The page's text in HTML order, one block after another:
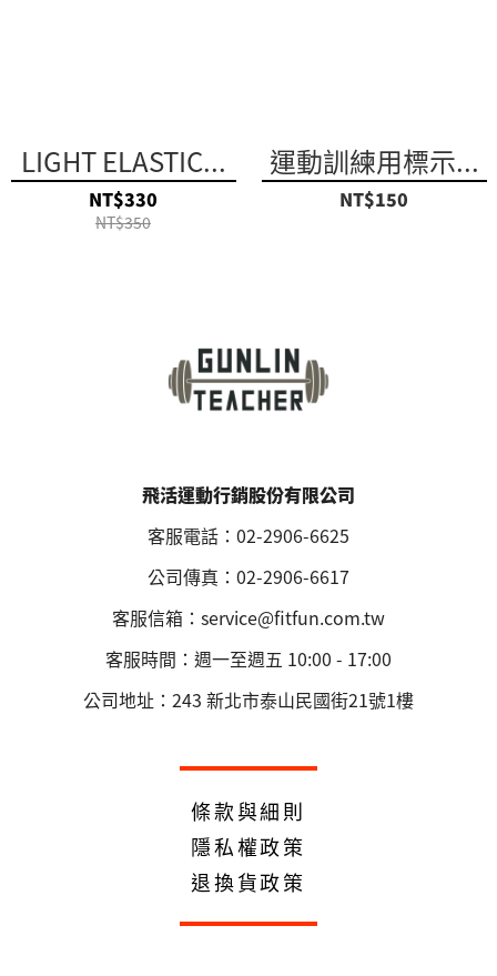
LIGHT ELASTIC...
NT$330
NT$350
運動訓練用標示...
NT$150
飛活運動行銷股份有限公司
客服電話：02-2906-6625
公司傳真：02-2906-6617
客服信箱：service@fitfun.com.tw
客服時間：週一至週五 10:00 - 17:00
公司地址：243 新北市泰山民國街21號1樓
條款與細則
隱私權政策
退換貨政策